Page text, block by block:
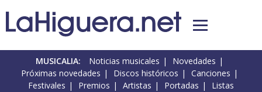
MUSICALIA: Noticias musicales
Novedades
Próximas novedades
Discos históricos
Canciones
Festivales
Premios Artistas Portadas Listas